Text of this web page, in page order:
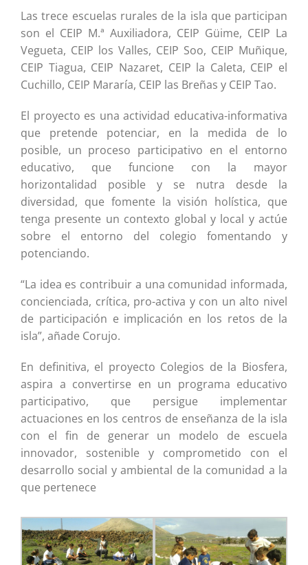
Las trece escuelas rurales de la isla que participan
son el CEIP M.ª Auxiliadora, CEIP Güime, CEIP La
Vegueta, CEIP los Valles, CEIP Soo, CEIP Muñique,
CEIP Tiagua, CEIP Nazaret, CEIP la Caleta, CEIP el
Cuchillo, CEIP Mararía, CEIP las Breñas y CEIP Tao.
El proyecto es una actividad educativa-informativa
que pretende potenciar, en la medida de lo
posible, un proceso participativo en el entorno
educativo, que funcione con la mayor
horizontalidad posible y se nutra desde la
diversidad, que fomente la visión holística, que
tenga presente un contexto global y local y actúe
sobre el entorno del colegio fomentando y
potenciando.
“La idea es contribuir a una comunidad informada,
concienciada, crítica, pro-activa y con un alto nivel
de participación e implicación en los retos de la
isla”, añade Corujo.
En definitiva, el proyecto Colegios de la Biosfera,
aspira a convertirse en un programa educativo
participativo, que persigue implementar
actuaciones en los centros de enseñanza de la isla
con el fin de generar un modelo de escuela
innovador, sostenible y comprometido con el
desarrollo social y ambiental de la comunidad a la
que pertenece